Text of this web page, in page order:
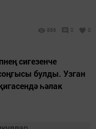
886 0 0
сигезенче
булды. Узган
һәлак